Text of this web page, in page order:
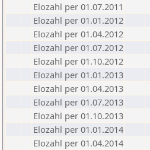
Elozahl per 01.07.2011
Elozahl per 01.01.2012
Elozahl per 01.04.2012
Elozahl per 01.07.2012
Elozahl per 01.10.2012
Elozahl per 01.01.2013
Elozahl per 01.04.2013
Elozahl per 01.07.2013
Elozahl per 01.10.2013
Elozahl per 01.01.2014
Elozahl per 01.04.2014